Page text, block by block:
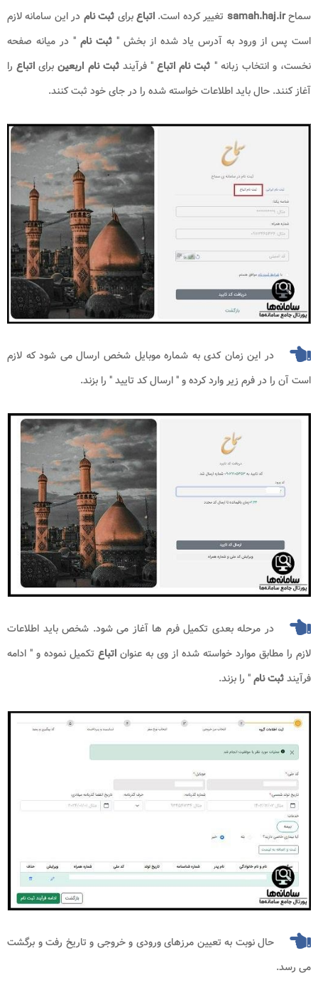
سماحsamah.haj.ir تغییر کرده است.اتباعبرای ثبت نام در این سامانه لازم
است پس از ورود به آدرس یاد شده از بخش " ثبت نام " در میانه صفحه
نخست، و انتخاب زبانه " ثبت نام اتباع" فرآیند ثبت نام اربعین برای اتباع را
آغاز کنند. حال باید اطلاعات خواسته شده را در جای خود ثبت کنند.
در این زمان کدی به شماره موبایل شخص ارسال می شود که لازم
است آن را در فرم زیر وارد کرده و " ارسال کد تایید " را بزند.
در مرحله بعدی تکمیل فرم ها آغاز می شود. شخص باید اطلاعات
لازم را مطابق موارد خواسته شده از وی به عنوان اتباع تکمیل نموده و " ادامه
فرآیندثبت نام" را بزند.
حال نوبت به تعیین مرزهای ورودی و خروجی و تاریخ رفت و برگشت
می رسد.